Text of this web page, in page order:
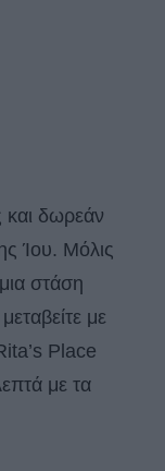
δωρεάν
Ίου. Μόλις
στάση
με
Place
με τα